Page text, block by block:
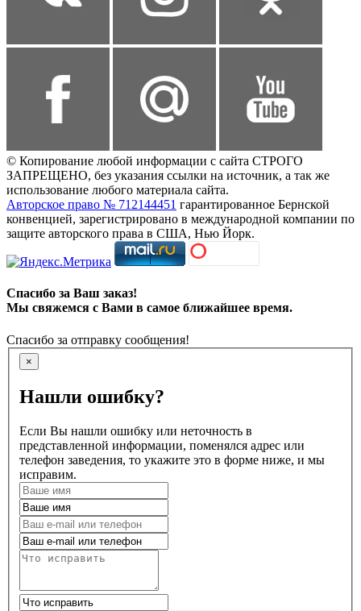
© Копирование любой информации с сайта СТРОГО
ЗАПРЕЩЕНО, без указания ссылки на источник, а так же
использование любого материала сайта.
Авторское право № 712144451 гарантированное Бернской
конвенцией, зарегистрировано в международной компании по
защите авторского права в США, Нью Йорк.
Спасибо за Ваш заказ!
Мы свяжемся с Вами в самое ближайшее время.
Спасибо за отправку сообщения!
×
Нашли ошибку?
Если Вы нашли ошибку или неточность в
представленной информации, поменялся адрес или
телефон заведения, то укажите это в форме ниже, и мы
исправим.